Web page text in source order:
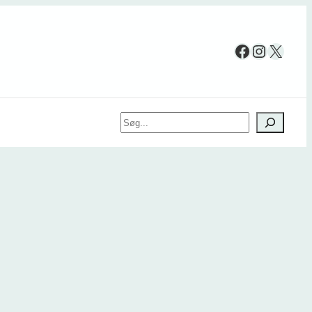
Facebook
X
Søg